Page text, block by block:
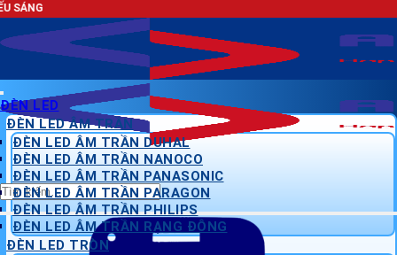
Tìm
kiếm:
ĐÈN LED
ĐÈN LED ÂM TRẦN
ĐÈN LED ÂM TRẦN DUHAL
ĐÈN LED ÂM TRẦN NANOCO
ĐÈN LED ÂM TRẦN PANASONIC
ĐÈN LED ÂM TRẦN PARAGON
ĐÈN LED ÂM TRẦN PHILIPS
ĐÈN LED ÂM TRẦN RẠNG ĐÔNG
ĐÈN LED TRÒN